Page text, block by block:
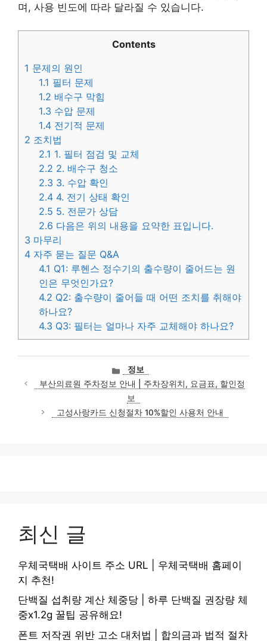
며, 사용 빈도에 따라 달라질 수 있습니다.
Contents
1 문제의 원인
1.1 필터 문제
1.2 배수구 막힘
1.3 수압 문제
1.4 전기적 문제
2 조치법
2.1 1. 필터 점검 및 교체
2.2 2. 배수구 청소
2.3 3. 수압 확인
2.4 4. 전기 상태 확인
2.5 5. 전문가 상담
2.6 다음은 위의 내용을 요약한 표입니다.
3 마무리
4 자주 묻는 질문 Q&A
4.1 Q1: 루헨스 정수기의 출수량이 줄어드는 원
인은 무엇인가요?
4.2 Q2: 출수량이 줄어들 때 어떤 조치를 취해야
하나요?
4.3 Q3: 필터는 얼마나 자주 교체해야 하나요?
카
테
고
리
정보
부산의료원 주차정보 안내 | 주차장위치, 요금표, 할인정
보
고성사랑카드 신청절차 10%할인 사용처 안내
최신 글
우체국택배 사이트 주소 URL | 우체국택배 홈페이
지 추천!
단백질 섭취량 계산 체중당 | 하루 단백질 권장량 체
중x1.2g 꿀팁 공유해요!
폰트 저작권 위반 고소 대처법 | 합의금과 법적 절차